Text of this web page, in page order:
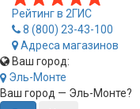
Рейтинг в 2ГИС
8 (800) 23-43-100
Адреса магазинов
Ваш город:
Эль-Монте
Ваш город — Эль-Монте?